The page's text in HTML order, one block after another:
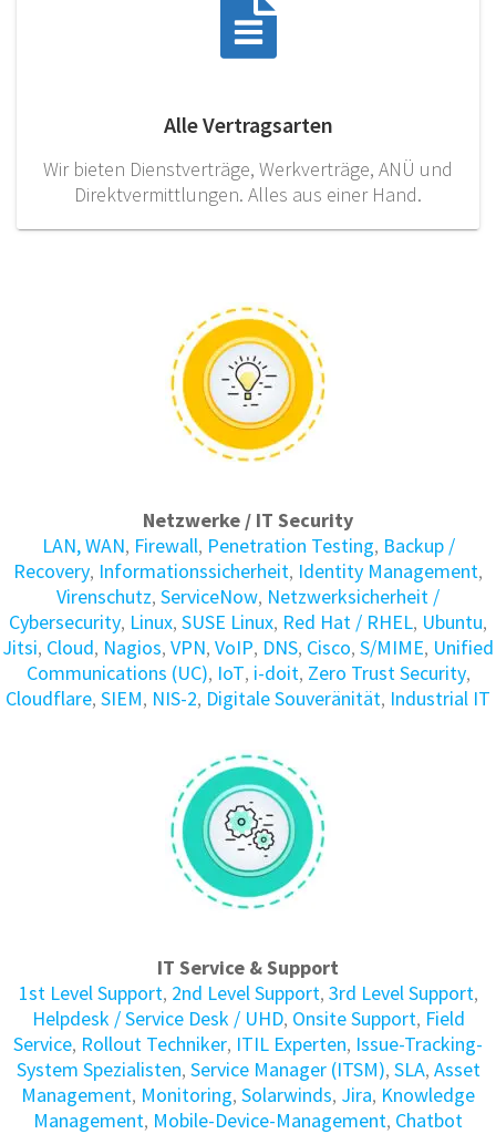
Alle Vertragsarten
Wir bieten Dienstverträge, Werkverträge, ANÜ und
Direktvermittlungen. Alles aus einer Hand.
Netzwerke / IT Security
LAN, WAN, Firewall, Penetration Testing, Backup /
Recovery, Informations­sicherheit, Identity Manage­ment,
Virenschutz, ServiceNow, Netzwerksicherheit /
Cybersecurity, Linux, SUSE Linux, Red Hat / RHEL, Ubuntu,
Jitsi, Cloud, Nagios, VPN, VoIP, DNS, Cisco, S/MIME, Unified
Communications (UC), IoT, i-doit, Zero Trust Security,
Cloudflare, SIEM, NIS-2, Digitale Souveränität, Industrial IT
IT Service & Support
1st Level Support, 2nd Level Support, 3rd Level Support,
Helpdesk / Service Desk / UHD, Onsite Support, Field
Service, Rollout Techniker, ITIL Experten, Issue-Tracking-
System Spezialisten, Service Manager (ITSM), SLA, Asset
Management, Monitoring, Solarwinds, Jira, Knowledge
Management, Mobile-Device-Management, Chatbot